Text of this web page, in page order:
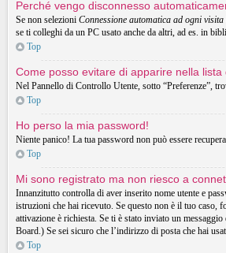
Perché vengo disconnesso
Se non selezioni Connessione automatica ad ogni visita
se ti colleghi da un PC usato anche da altri, ad es. in
Top
Come posso evitare di apparire nella
Nel Pannello di Controllo Utente, sotto “Preferenze”,
Top
Ho perso la mia password!
Niente panico! La tua password non può essere
Top
Mi sono registrato ma non riesco a
Innanzitutto controlla di aver inserito nome utente e
istruzioni che hai ricevuto. Se questo non è il tuo caso,
attivazione è richiesta. Se ti è stato inviato un
Board.) Se sei sicuro che l’indirizzo di posta che hai
Top